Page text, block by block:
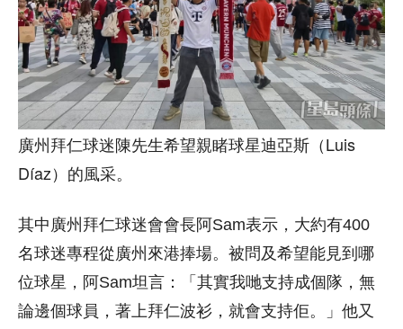
廣州拜仁球迷陳先生希望親睹球星迪亞斯（Luis
Díaz）的風采。
其中廣州拜仁球迷會會長阿Sam表示，大約有400
名球迷專程從廣州來港捧場。被問及希望能見到哪
位球星，阿Sam坦言：「其實我哋支持成個隊，無
論邊個球員，著上拜仁波衫，就會支持佢。」他又